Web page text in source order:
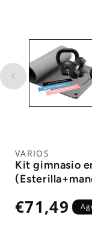
VARIOS
Kit gimnasio
Precio
habitual
€71,49